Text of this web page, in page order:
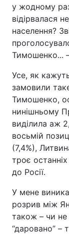
у жодному
відірвалася
населення?
Тимошенко...
Усе, як
замовили
Тимошенко,
нинішньому
виділила аж
восьмій
(7,4%),
троє
до Росії.
У мене
розрив між
також – чи не
“даровано” –